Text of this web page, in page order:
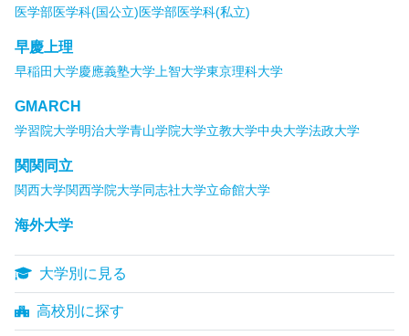
医学部医学科(国公立)医学部医学科(私立)
早慶上理
早稲田大学慶應義塾大学 上智大学東京理科大学
GMARCH
学習院大学明治大学青山学院大学立教大学中央大学法政大学
関関同立
関西大学関西学院大学同志社大学立命館大学
海外大学
大学別に見る
高校別に探す